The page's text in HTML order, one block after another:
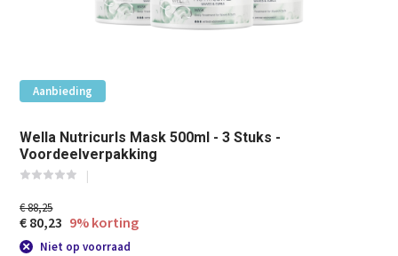
Aanbieding
Wella Nutricurls Mask 500ml - 3 Stuks -
Voordeelverpakking
€ 88,25
€ 80,23 9% korting
Niet op voorraad